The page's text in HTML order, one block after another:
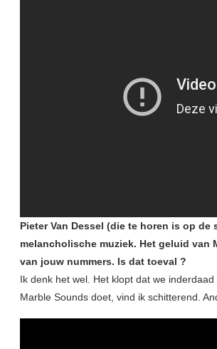
Pieter Van Dessel (die te horen is op de
melancholische muziek. Het geluid
van jouw nummers. Is dat toeval ?
Ik denk het wel. Het klopt dat we
Marble Sounds doet, vind ik schitterend.